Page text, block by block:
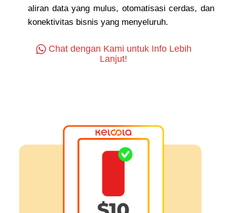
aliran data yang mulus, otomatisasi cerdas, dan
konektivitas bisnis yang menyeluruh.
Chat dengan Kami untuk Info Lebih
Lanjut!